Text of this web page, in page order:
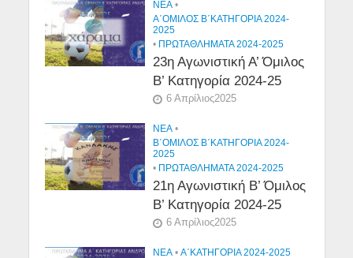
NEA •
Α΄ΟΜΙΛΟΣ Β΄ΚΑΤΗΓΟΡΙΑ 2024-
2025
• ΠΡΩΤΑΘΛΗΜΑΤΑ 2024-2025
23η Αγωνιστική Α’ Όμιλος
Β’ Κατηγορία 2024-25
6 Απρίλιος2025
NEA •
Β΄ΟΜΙΛΟΣ Β΄ΚΑΤΗΓΟΡΙΑ 2024-
2025
• ΠΡΩΤΑΘΛΗΜΑΤΑ 2024-2025
21η Αγωνιστική Β’ Όμιλος
Β’ Κατηγορία 2024-25
6 Απρίλιος2025
NEA • Α΄ΚΑΤΗΓΟΡΙΑ 2024-2025